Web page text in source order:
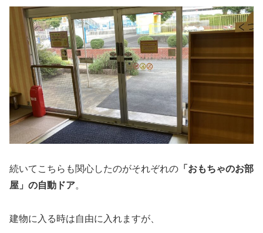
続いてこちらも関心したのがそれぞれの 「おもちゃのお部
屋」の自動ドア。
建物に入る時は自由に入れますが、